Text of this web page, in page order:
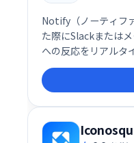
Notify（ノーティフ
た際にSlackまたは
への反応をリアルタ
になります。SNS
見逃すことなく顧客
す。